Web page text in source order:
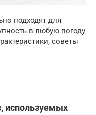
подходят для
в любую погоду
советы
используемых